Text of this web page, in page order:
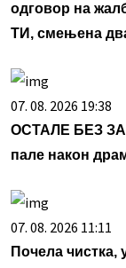
одговор на
ТИ, смењена
07. 08. 2026 19:38
ОСТАЛЕ БЕЗ
пале након
07. 08. 2026 11:11
Почела